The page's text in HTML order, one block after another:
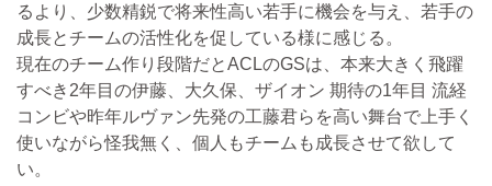
るより、少数精鋭で将来性高い若手に機会を与え、若手の
成長とチームの活性化を促している様に感じる。
現在のチーム作り段階だとACLのGSは、本来大きく飛躍
すべき2年目の伊藤、大久保、ザイオン 期待の1年目 流経
コンビや昨年ルヴァン先発の工藤君らを高い舞台で上手く
使いながら怪我無く、個人もチームも成長させて欲して
い。